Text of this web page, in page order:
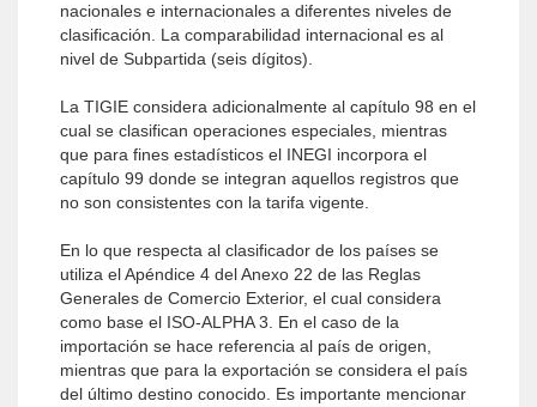
nacionales e internacionales a diferentes niveles de
clasificación. La comparabilidad internacional es al
nivel de Subpartida (seis dígitos).
La TIGIE considera adicionalmente al capítulo 98 en el
cual se clasifican operaciones especiales, mientras
que para fines estadísticos el INEGI incorpora el
capítulo 99 donde se integran aquellos registros que
no son consistentes con la tarifa vigente.
En lo que respecta al clasificador de los países se
utiliza el Apéndice 4 del Anexo 22 de las Reglas
Generales de Comercio Exterior, el cual considera
como base el ISO-ALPHA 3. En el caso de la
importación se hace referencia al país de origen,
mientras que para la exportación se considera el país
del último destino conocido. Es importante mencionar